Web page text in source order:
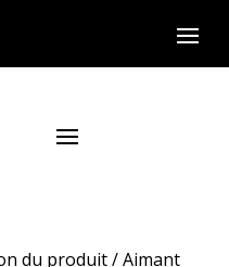
du produit / Aimant